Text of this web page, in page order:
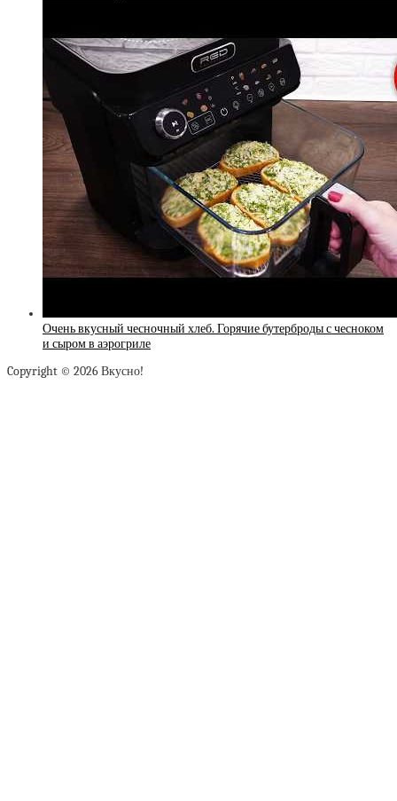
Очень вкусный чесночный хлеб. Горячие бутерброды с чесноком
и сыром в аэрогриле
Copyright © 2026 Вкусно!